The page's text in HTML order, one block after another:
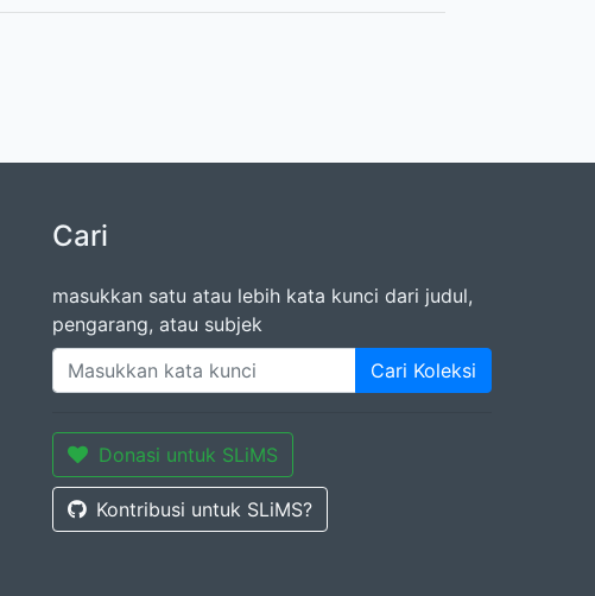
Cari
masukkan satu atau lebih kata kunci dari judul,
pengarang, atau subjek
Cari Koleksi
Donasi untuk SLiMS
Kontribusi untuk SLiMS?